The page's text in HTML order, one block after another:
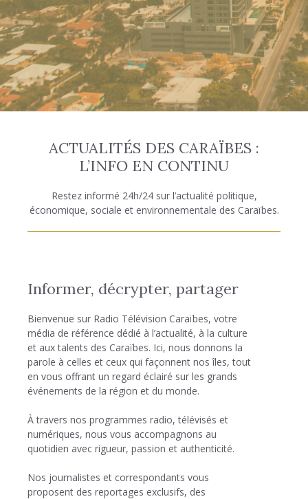
ACTUALITÉS DES CARAÏBES :
L’INFO EN CONTINU
Restez informé 24h/24 sur l’actualité politique,
économique, sociale et environnementale des Caraïbes.
Informer, décrypter, partager
Bienvenue sur Radio Télévision Caraïbes, votre
média de référence dédié à l’actualité, à la culture
et aux talents des Caraïbes. Ici, nous donnons la
parole à celles et ceux qui façonnent nos îles, tout
en vous offrant un regard éclairé sur les grands
événements de la région et du monde.
À travers nos programmes radio, télévisés et
numériques, nous vous accompagnons au
quotidien avec rigueur, passion et authenticité.
Nos journalistes et correspondants vous
proposent des reportages exclusifs, des